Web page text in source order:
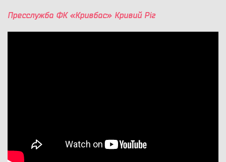
Пресслужба ФК «Кривбас» Кривий Ріг